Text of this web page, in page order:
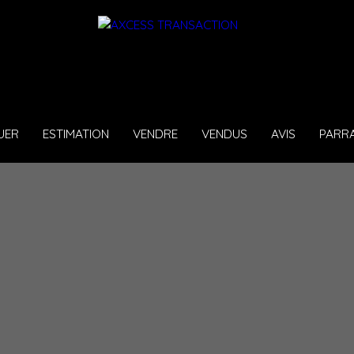
ESTIMATION VENDRE VENDUS AVIS